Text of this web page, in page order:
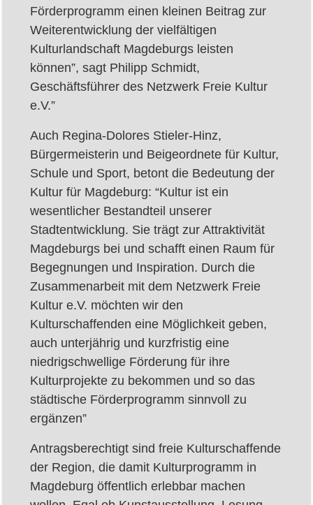
Förderprogramm einen kleinen Beitrag zur
Weiterentwicklung der vielfältigen
Kulturlandschaft Magdeburgs leisten
können”, sagt Philipp Schmidt,
Geschäftsführer des Netzwerk Freie Kultur
e.V.”
Auch Regina-Dolores Stieler-Hinz,
Bürgermeisterin und Beigeordnete für Kultur,
Schule und Sport, betont die Bedeutung der
Kultur für Magdeburg: “Kultur ist ein
wesentlicher Bestandteil unserer
Stadtentwicklung. Sie trägt zur Attraktivität
Magdeburgs bei und schafft einen Raum für
Begegnungen und Inspiration. Durch die
Zusammenarbeit mit dem Netzwerk Freie
Kultur e.V. möchten wir den
Kulturschaffenden eine Möglichkeit geben,
auch unterjährig und kurzfristig eine
niedrigschwellige Förderung für ihre
Kulturprojekte zu bekommen und so das
städtische Förderprogramm sinnvoll zu
ergänzen”
Antragsberechtigt sind freie Kulturschaffende
der Region, die damit Kulturprogramm in
Magdeburg öffentlich erlebbar machen